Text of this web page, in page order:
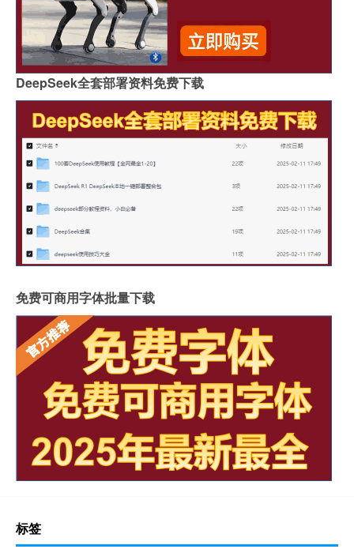
DeepSeek全套部署资料免费下载
免费可商用字体批量下载
标签